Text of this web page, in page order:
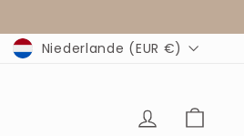
WÄHRUNG
Niederlande (EUR €)